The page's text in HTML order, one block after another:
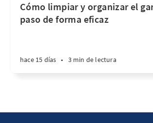
Cómo limpiar y organizar el
paso de forma eficaz
hace 15 días • 3 min de lectura